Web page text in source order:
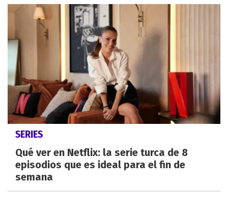
SERIES
Qué ver en Netflix: la serie turca de 8
episodios que es ideal para el fin de
semana